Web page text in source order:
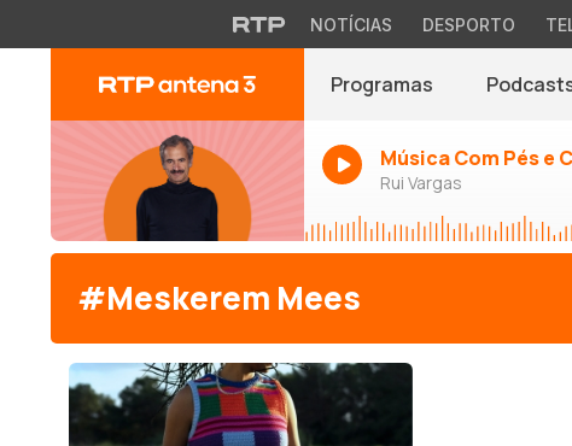
NOTÍCIAS DESPORTO
Programas
Música Com Pés e
Rui Vargas
#Meskerem Mees